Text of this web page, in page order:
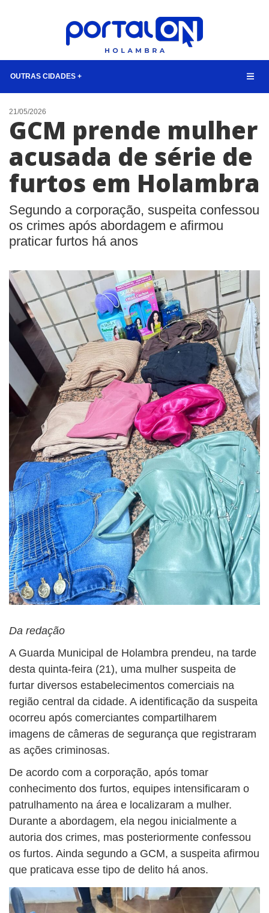
OUTRAS CIDADES +
NOTÍCIAS
LISTA DIGITAL
TELEFONES ÚTEIS
CONTATO
ANUNCIE
BUSCAR
21/05/2026
GCM prende mulher
acusada de série de
furtos em Holambra
Segundo a corporação, suspeita confessou
os crimes após abordagem e afirmou
praticar furtos há anos
Da redação
A Guarda Municipal de Holambra prendeu, na tarde
desta quinta-feira (21), uma mulher suspeita de
furtar diversos estabelecimentos comerciais na
região central da cidade. A identificação da suspeita
ocorreu após comerciantes compartilharem
imagens de câmeras de segurança que registraram
as ações criminosas.
De acordo com a corporação, após tomar
conhecimento dos furtos, equipes intensificaram o
patrulhamento na área e localizaram a mulher.
Durante a abordagem, ela negou inicialmente a
autoria dos crimes, mas posteriormente confessou
os furtos. Ainda segundo a GCM, a suspeita afirmou
que praticava esse tipo de delito há anos.